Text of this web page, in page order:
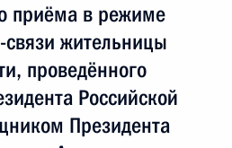
приёма в режиме
жительницы
проведённого
Российской
Президента